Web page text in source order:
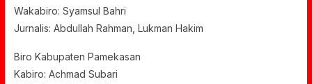
Wakabiro: Syamsul Bahri
Jurnalis: Abdullah Rahman, Lukman Hakim
Biro Kabupaten Pamekasan
Kabiro: Achmad Subari